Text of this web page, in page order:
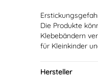
Die Produkte
Klebebändern
für Kleinkinder
Hersteller